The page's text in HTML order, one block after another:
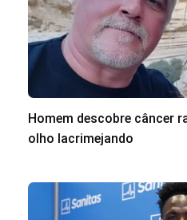
Homem descobre câncer
olho lacrimejando